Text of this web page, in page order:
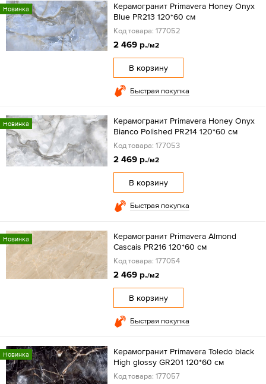
Новинка
Керамогранит Primavera Honey Onyx
Blue PR213 120*60 см
Код товара: 177052
2 469 р./м2
В корзину
Быстрая покупка
Новинка
Керамогранит Primavera Honey Onyx
Bianco Polished PR214 120*60 см
Код товара: 177053
2 469 р./м2
В корзину
Быстрая покупка
Новинка
Керамогранит Primavera Almond
Cascais PR216 120*60 см
Код товара: 177054
2 469 р./м2
В корзину
Быстрая покупка
Новинка
Керамогранит Primavera Toledo black
High glossy GR201 120*60 см
Код товара: 177057